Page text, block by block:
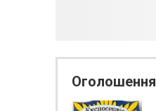
Оголошення